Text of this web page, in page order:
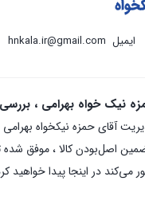
ایمیل hnkala.ir@gmail.com
نیک خواه بهرامی ،
اصل‌بودن کالا ، موفق شده
در اینجا پیدا خواهید